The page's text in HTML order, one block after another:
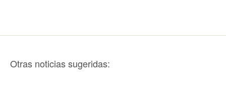
Otras noticias sugeridas: